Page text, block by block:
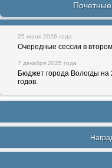
25 июня 2026 года
Очередные сессии в
7 декабря 2025 года
Бюджет города Вологды
годов.